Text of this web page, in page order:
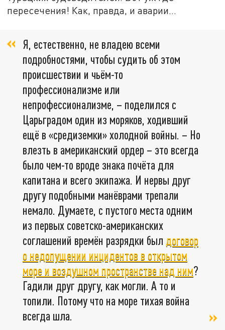
пересечения! Как, правда, и аварии…
Я, естественно, не владею всеми
подробностями, чтобы судить об этом
происшествии и чьём-то
профессионализме или
непрофессионализме, – поделился с
Царьградом один из моряков, ходивший
ещё в «средиземки» холодной войны. – Но
влезть в американский ордер – это всегда
было чем-то вроде знака почёта для
капитана и всего экипажа. И нервы друг
другу подобными манёврами трепали
немало. Думаете, с пустого места одним
из первых советско-американских
соглашений времён разрядки был договор
о недопущении инцидентов в открытом
море и воздушном пространстве над ним?
Гадили друг другу, как могли. А то и
топили. Потому что на море тихая война
всегда шла.